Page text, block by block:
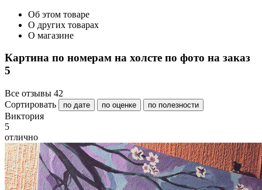
Об этом товаре
О других товарах
О магазине
Картина по номерам на холсте по фото на заказ
5
Все отзывы 42
Сортировать
по дате по оценке по полезности
Виктория
5
отлично